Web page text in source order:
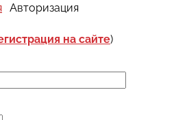
Авторизация
на сайте)